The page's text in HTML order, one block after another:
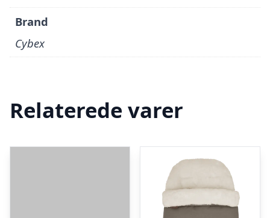
Brand
Cybex
Relaterede varer